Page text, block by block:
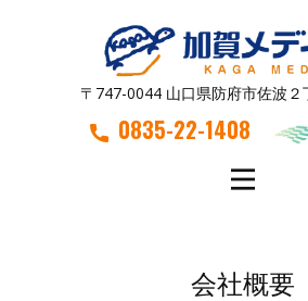
〒747-0044 山口県防府市佐波２
0835-22-1408
会社概要